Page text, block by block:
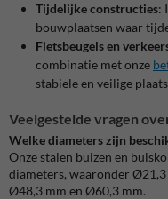
Tijdelijke constructies:
bouwplaatsen waar
Fietsbeugels en
combinatie met onze
stabiele en veilige
Veelgestelde vragen
Welke diameters zijn
Onze stalen buizen en
diameters, waaronder
Ø48,3 mm en Ø60,3 mm.